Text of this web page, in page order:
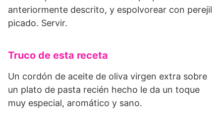
anteriormente descrito, y espolvorear con perejil
picado. Servir.
Truco de esta receta
Un cordón de aceite de oliva virgen extra sobre
un plato de pasta recién hecho le da un toque
muy especial, aromático y sano.